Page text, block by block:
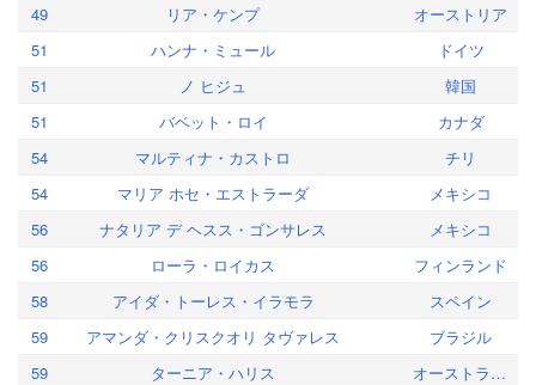
49
リア・ケンプ
オーストリア
51
ハンナ・ミュール
ドイツ
51
ノ ヒジュ
韓国
51
バベット・ロイ
カナダ
54
マルティナ・カストロ
チリ
54
マリア ホセ・エストラーダ
メキシコ
56
ナタリア デ ヘスス・ゴンサレス
メキシコ
56
ローラ・ロイカス
フィンランド
58
アイダ・トーレス・イラモラ
スペイン
59
アマンダ・クリスクオリ タヴァレス
ブラジル
59
ターニア・ハリス
オーストラリア